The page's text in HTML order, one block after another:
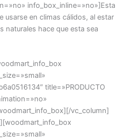
info_box_inline=»no»]Esta
usarse en climas cálidos, al estar
naturales hace que esta sea
title=»PRODUCTO
vc_column]